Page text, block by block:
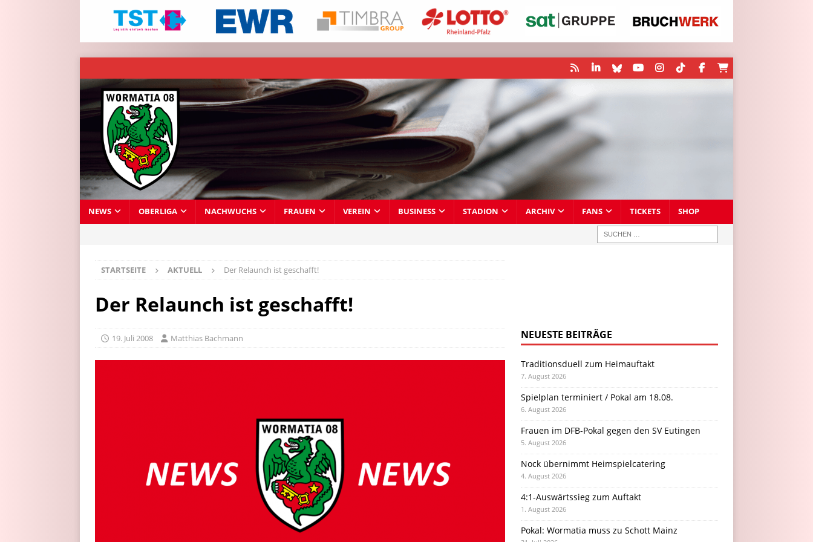
NEWS OBERLIGA NACHWUCHS FRAUEN VEREIN BUSINESS STADION ARCHIV FANS TICKETS SHOP
STARTSEITE AKTUELL Der Relaunch ist geschafft!
Der Relaunch ist geschafft!
19. Juli 2008 Matthias Bachmann NEUESTE BEITRÄGE
Traditionsduell zum Heimauftakt
7. August 2026
Spielplan terminiert / Pokal am 18.08.
6. August 2026
Frauen im DFB-Pokal gegen den SV Eutingen
5. August 2026
Nock übernimmt Heimspielcatering
4. August 2026
4:1-Auswärtssieg zum Auftakt
1. August 2026
Pokal: Wormatia muss zu Schott Mainz